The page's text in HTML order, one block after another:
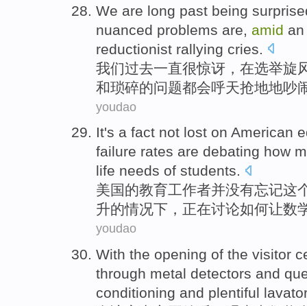
We are long past being
nuanced problems are, amid
reductionist rallying cries
我们过去一直很惊讶 ， 在选举旋
和琐碎的问题都会呼天抢地地吵
youdao
It's a fact not lost on American
failure rates are debating how
life needs of students.
美国的教育工作者并没有忘记这
升的情况下， 正在讨论如何让数
youdao
With the opening of the visitor
through metal detectors and
conditioning and plentiful